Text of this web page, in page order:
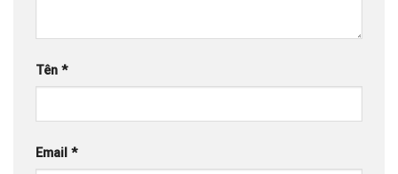
Tên *
Email *